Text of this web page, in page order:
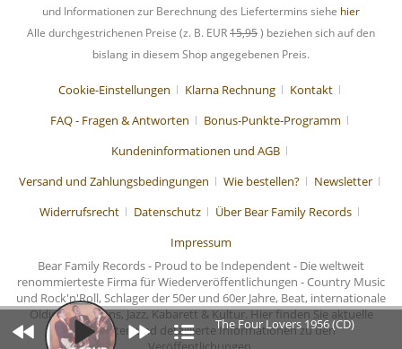
und Informationen zur Berechnung des Liefertermins siehe hier
Alle durchgestrichenen Preise (z. B. EUR15,95) beziehen sich auf den
bislang in diesem Shop angegebenen Preis.
Cookie-Einstellungen Klarna Rechnung
Kontakt
FAQ - Fragen & Antworten
Bonus-Punkte-Programm
Kundeninformationen und AGB
Versand und Zahlungsbedingungen
Wie bestellen?
Newsletter
Widerrufsrecht
Datenschutz
Über Bear Family Records
Impressum
Bear Family Records - Proud to be Independent - Die weltweit
renommierteste Firma für Wiederveröffentlichungen - Country Music
und Rock'n'Roll, Schlager der 50er und 60er Jahre, Beat, internationale
Oldies, Chansons, Jazz, Kabarett & Kultur. Hier finden Sie aktuelle
Nachrichten und detaillierte Informationen zu den
The Four Lovers 1956 (CD)